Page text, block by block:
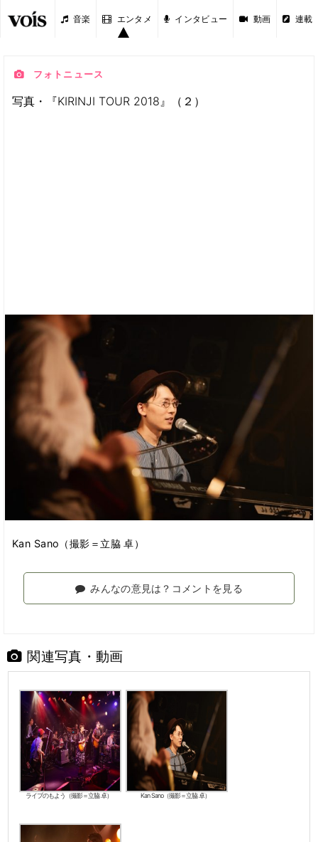
音楽 エンタメ インタビュー 動画 連載
フォトニュース
写真・『KIRINJI TOUR 2018』（２）
Kan Sano（撮影＝立脇 卓）
みんなの意見は？コメントを見る
関連写真・動画
ライブのもよう（撮影＝立脇 卓） Kan Sano（撮影＝立脇 卓）